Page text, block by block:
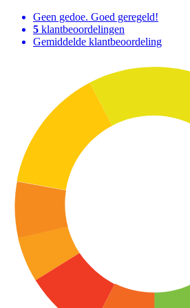
Geen gedoe. Goed geregeld!
5 klantbeoordelingen
Gemiddelde klantbeoordeling